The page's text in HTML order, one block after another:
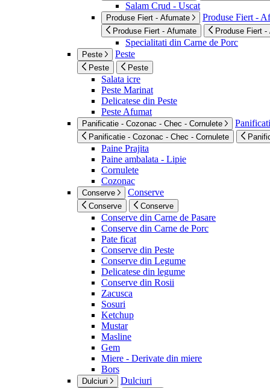
Salam Crud - Uscat
Produse Fiert - Afumate Produse Fiert -
Produse Fiert - Afumate Produse Fiert -
Specialitati din Carne de Porc
Peste Peste
Peste Peste
Salata icre
Peste Marinat
Delicatese din Peste
Peste Afumat
Panificatie - Cozonac - Chec - Cornulete
Panificatie - Cozonac - Chec - Cornulete
Paine Prajita
Paine ambalata - Lipie
Cornulete
Cozonac
Conserve Conserve
Conserve Conserve
Conserve din Carne de Pasare
Conserve din Carne de Porc
Pate ficat
Conserve din Peste
Conserve din Legume
Delicatese din legume
Conserve din Rosii
Zacusca
Sosuri
Ketchup
Mustar
Masline
Gem
Miere - Derivate din miere
Bors
Dulciuri Dulciuri